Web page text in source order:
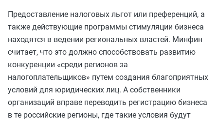
Предоставление налоговых льгот или преференций, а
также действующие программы стимуляции бизнеса
находятся в ведении региональных властей. Минфин
считает, что это должно способствовать развитию
конкуренции «среди регионов за
налогоплательщиков» путем создания благоприятных
условий для юридических лиц. А собственники
организаций вправе переводить регистрацию бизнеса
в те российские регионы, где такие условия будут